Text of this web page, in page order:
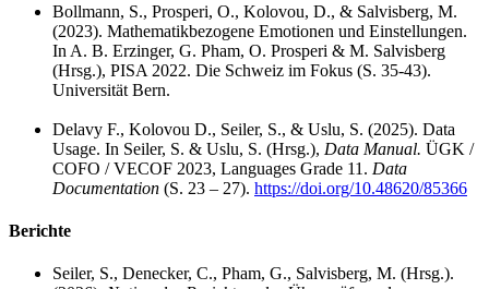
Bollmann, S., Prosperi, O., Kolovou, D., & Salvisberg, M.
(2023). Mathematikbezogene Emotionen und Einstellungen.
In A. B. Erzinger, G. Pham, O. Prosperi & M. Salvisberg
(Hrsg.), PISA 2022. Die Schweiz im Fokus (S. 35-43).
Universität Bern.
Delavy F., Kolovou D., Seiler, S., & Uslu, S. (2025). Data
Usage. In Seiler, S. & Uslu, S. (Hrsg.), Data Manual. ÜGK /
COFO / VECOF 2023, Languages Grade 11. Data
Documentation (S. 23 – 27). https://doi.org/10.48620/85366
Berichte
Seiler, S., Denecker, C., Pham, G., Salvisberg, M. (Hrsg.).